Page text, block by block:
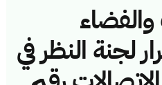
والفضاء
لجنة النظر في